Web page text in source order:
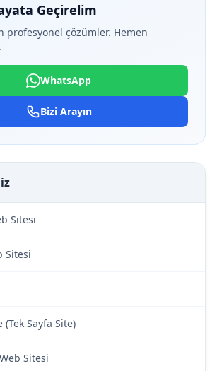
Geçirelim
profesyonel çözümler. Hemen
WhatsApp
Bizi Arayın
Sitesi
Sitesi
Sayfa Site)
Sitesi